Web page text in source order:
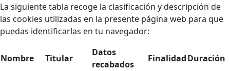
La siguiente tabla recoge la clasificación y descripción de
las cookies utilizadas en la presente página web para que
puedas identificarlas en tu navegador:
Nombre Titular
Datos
recabados
FinalidadDuración